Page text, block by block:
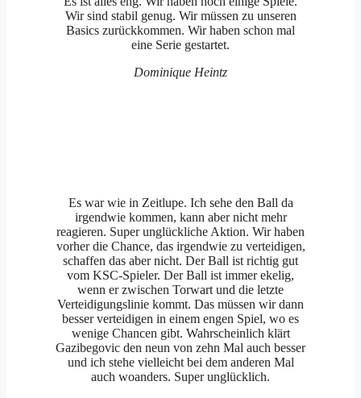
Wir sind stabil genug. Wir müssen zu unseren
Basics zurückkommen. Wir haben schon mal
eine Serie gestartet.
Dominique Heintz
Es war wie in Zeitlupe. Ich sehe den Ball da
irgendwie kommen, kann aber nicht mehr
reagieren. Super unglückliche Aktion. Wir haben
vorher die Chance, das irgendwie zu verteidigen,
schaffen das aber nicht. Der Ball ist richtig gut
vom KSC-Spieler. Der Ball ist immer ekelig,
wenn er zwischen Torwart und die letzte
Verteidigungslinie kommt. Das müssen wir dann
besser verteidigen in einem engen Spiel, wo es
wenige Chancen gibt. Wahrscheinlich klärt
Gazibegovic den neun von zehn Mal auch besser
und ich stehe vielleicht bei dem anderen Mal
auch woanders. Super unglücklich.